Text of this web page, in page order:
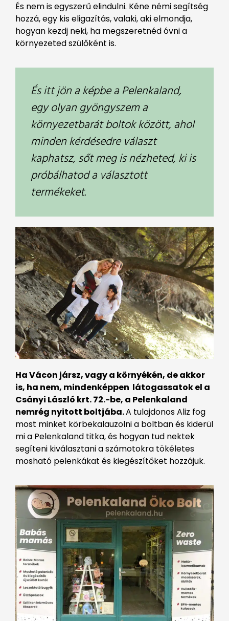
És nem is egyszerű elindulni. Kéne némi segítség
hozzá, egy kis eligazítás, valaki, aki elmondja,
hogyan kezdj neki, ha megszeretnéd óvni a
környezeted szülőként is.
És itt jön a képbe a Pelenkaland,
egy olyan gyöngyszem a
környezetbarát boltok között, ahol
minden kérdésedre választ
kaphatsz, sőt meg is nézheted, ki is
próbálhatod a választott
termékeket.
Ha Vácon jársz, vagy a környékén, de akkor
is, ha nem, mindenképpen látogassatok el a
Csányi László krt. 72.-be, a Pelenkaland
nemrég nyitott boltjába.A tulajdonos Aliz fog
most minket körbekalauzolni a boltban és kiderül
mi a Pelenkaland titka, és hogyan tud nektek
segíteni kiválasztani a számotokra tökéletes
mosható pelenkákat és kiegészítőket hozzájuk.